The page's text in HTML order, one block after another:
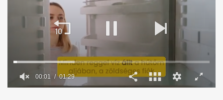
00:02 01:29